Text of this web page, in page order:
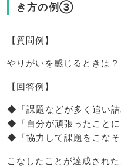
き方の例③
【質問例】
やりがいを感じるときは？
【回答例】
◆「課題などが多く追い詰
◆「自分が頑張ったことに
◆「協力して課題をこなそ
こなしたことが達成され